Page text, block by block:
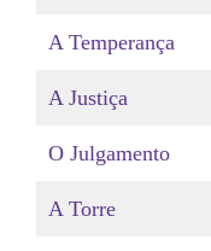
A Temperança
A Justiça
O Julgamento
A Torre